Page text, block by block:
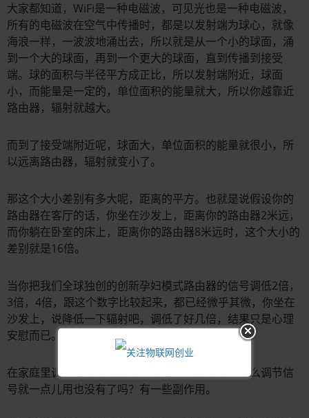
大家都知道，WiFi是一种电磁波，可见光也是一种电磁波，
所有的电磁波在空气中传播时，都是以发射端为球心，就像
海浪一样，一波波地涌出去，所以就是从一个小的球面，涌
到一个大的球面，再到一个更大的球面，直到传播到接受
端。球的面积与半径平方成正比，所以发射端附近，球面
小，而能量是一定的，单位面积的能量就大，所以你越靠近
路由器，辐射就越大。
而到了接受端附近呢，球面大，单位面积的能量就很小，所
以远离路由器，辐射就变小了。
那这个大小差别有多大呢，距离的平方。也就是说假设你的
路由器在客厅的话，你坐在沙发上，距离你的路由器2米远，
而你躺在卧室的床上，距离你的路由器8米远时，这个大小的
差别就是16倍。
当你把我们全球独创的创新孕妇模式路由器的信号调低2倍，
3倍，4倍，跟这个数字比较起来，都已经微乎其微，你坐在
沙发上，说降低一下辐射吧，调低了好几倍，结果只是心理
安慰而已。
在家庭里调节信号对辐射的影响这么微弱的话，那么调节信
号就一点儿用也没有了吗？有一些副作用。